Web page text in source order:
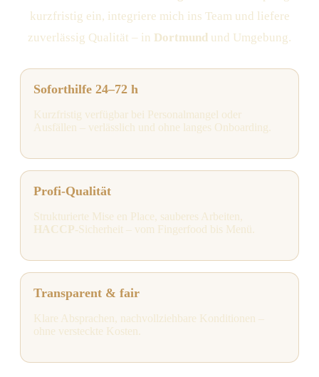
kurzfristig ein, integriere mich ins Team und liefere
zuverlässig Qualität – in Dortmund und Umgebung.
Soforthilfe 24–72 h
Kurzfristig verfügbar bei Personalmangel oder
Ausfällen – verlässlich und ohne langes Onboarding.
Profi-Qualität
Strukturierte Mise en Place, sauberes Arbeiten,
HACCP-Sicherheit – vom Fingerfood bis Menü.
Transparent & fair
Klare Absprachen, nachvollziehbare Konditionen –
ohne versteckte Kosten.